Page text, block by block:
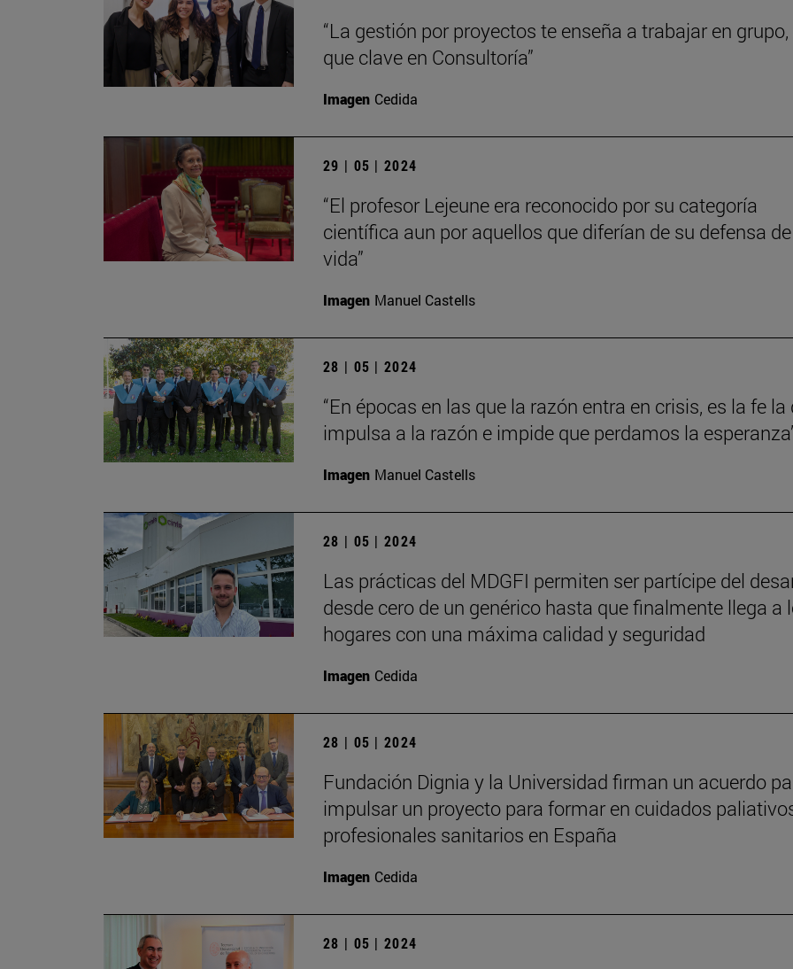
“La gestión por proyectos te enseña a trabajar en
que clave en Consultoría”
Imagen Cedida
29 | 05 | 2024
“El profesor Lejeune era reconocido por su categoría
científica aun por aquellos que diferían de su defensa
vida”
Imagen Manuel Castells
28 | 05 | 2024
“En épocas en las que la razón entra en crisis, es la fe la
impulsa a la razón e impide que perdamos la
Imagen Manuel Castells
28 | 05 | 2024
Las prácticas del MDGFI permiten ser partícipe del
desde cero de un genérico hasta que finalmente llega a
hogares con una máxima calidad y seguridad
Imagen Cedida
28 | 05 | 2024
Fundación Dignia y la Universidad firman un acuerdo
impulsar un proyecto para formar en cuidados
profesionales sanitarios en España
Imagen Cedida
28 | 05 | 2024